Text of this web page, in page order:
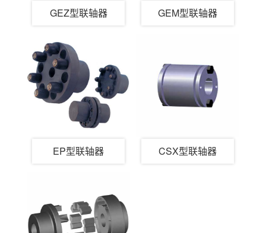
GEZ型联轴器 GEM型联轴器
EP型联轴器 CSX型联轴器